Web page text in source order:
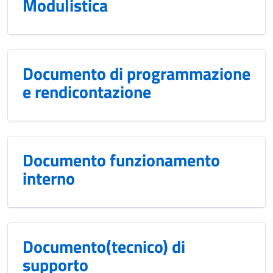
Documento di programmazione
e rendicontazione
Documento funzionamento
interno
Documento(tecnico) di
supporto